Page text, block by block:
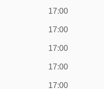
17:00
17:00
17:00
17:00
17:00